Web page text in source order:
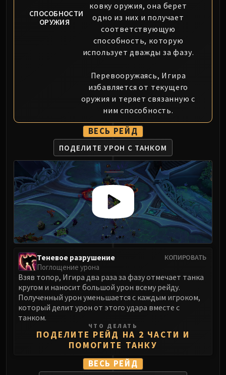
RUBY SANCTUM
Halion
TRIALS OF THE CRUSADER
Northrend Beasts
Lord Jaraxxus
Twin Val'kyr
Anub'Arak
ULDUAR
Flame Leviathan
Ignis
Razorscale
XT-002
Assembly of Iron
Kologarn
Auriaya
Freya
Thorim
Yogg-Saron
Algalon
RESOURCES
Weakauras
Streamers By Class
Mythic+ Streamers
Raid Streamers
СПОСОБНОСТИ
ОРУЖИЯ
ковку оружия, она берет
одно из них и получает
соответствующую
способность, которую
использует дважды за фазу.
Перевооружаясь, Игира
избавляется от текущего
оружия и теряет связанную с
ним способность.
ВЕСЬ РЕЙД
ПОДЕЛИТЕ УРОН С ТАНКОМ
КОПИРОВАТЬ
Теневое разрушение
Поглощение урона
Взяв топор, Игира два раза за фазу отмечает танка
кругом и наносит большой урон всему рейду.
Полученный урон уменьшается с каждым игроком,
который делит урон от этого удара вместе с
танком.
ЧТО ДЕЛАТЬ
ПОДЕЛИТЕ РЕЙД НА 2 ЧАСТИ И
ПОМОГИТЕ ТАНКУ
ВЕСЬ РЕЙД